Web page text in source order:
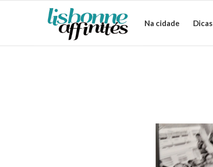
Na cidade Dicas